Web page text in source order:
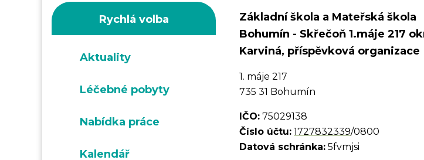
Základní škola a Mateřská škola
Bohumín - Skřečoň 1.máje 217
Karviná, příspěvková organizace
1. máje 217
735 31 Bohumín
IČO: 75029138
Číslo účtu: 1727832339/0800
Datová schránka: 5fvmjsi
Rychlá volba
Aktuality
Léčebné pobyty
Nabídka práce
Kalendář